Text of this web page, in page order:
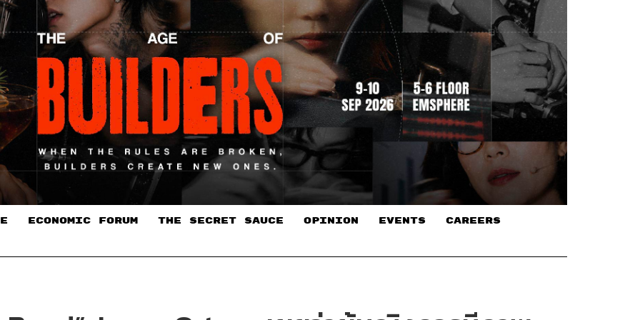
ECONOMIC FORUM THE SECRET SAUCE​ OPINION EVENTS CAREERS